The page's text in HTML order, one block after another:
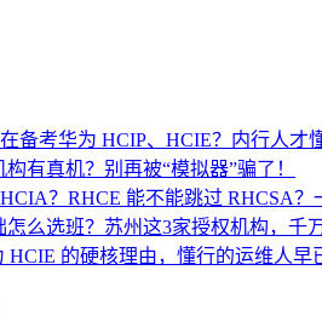
备考华为 HCIP、HCIE？内行人才
有真机？别再被“模拟器”骗了！
？RHCE 能不能跳过 RHCSA？
么选班？苏州这3家授权机构，千
HCIE 的硬核理由，懂行的运维人早